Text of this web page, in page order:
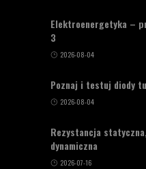
Elektroenergetyka –
3
2026-08-04
Poznaj i testuj diody
2026-08-04
Rezystancja
dynamiczna
2026-07-16